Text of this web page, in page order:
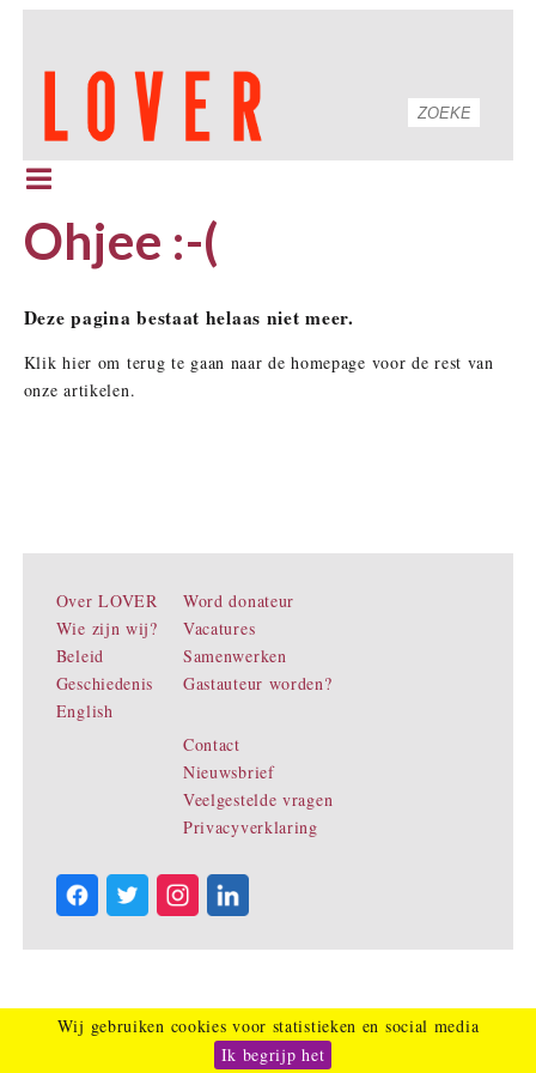
Wij gebruiken cookies voor statistieken en social media
Ik begrijp het
Ohjee :-(
Deze pagina bestaat helaas niet meer.
Klik hier om terug te gaan naar de homepage voor de rest van
onze artikelen.
Over LOVER
Wie zijn wij?
Beleid
Geschiedenis
English
Word donateur
Vacatures
Samenwerken
Gastauteur worden?
Contact
Nieuwsbrief
Veelgestelde vragen
Privacyverklaring